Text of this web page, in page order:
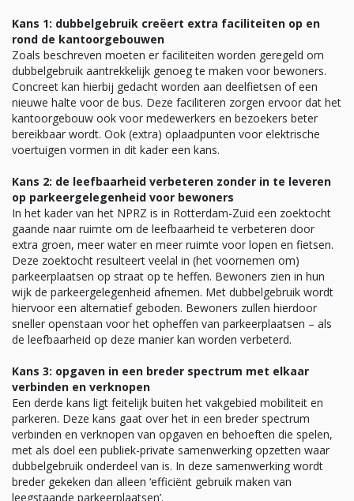
Kans 1: dubbelgebruik creëert extra faciliteiten op en
rond de kantoorgebouwen
Zoals beschreven moeten er faciliteiten worden geregeld om
dubbelgebruik aantrekkelijk genoeg te maken voor bewoners.
Concreet kan hierbij gedacht worden aan deelfietsen of een
nieuwe halte voor de bus. Deze faciliteren zorgen ervoor dat het
kantoorgebouw ook voor medewerkers en bezoekers beter
bereikbaar wordt. Ook (extra) oplaadpunten voor elektrische
voertuigen vormen in dit kader een kans.
Kans 2: de leefbaarheid verbeteren zonder in te leveren
op parkeergelegenheid voor bewoners
In het kader van het NPRZ is in Rotterdam-Zuid een zoektocht
gaande naar ruimte om de leefbaarheid te verbeteren door
extra groen, meer water en meer ruimte voor lopen en fietsen.
Deze zoektocht resulteert veelal in (het voornemen om)
parkeerplaatsen op straat op te heffen. Bewoners zien in hun
wijk de parkeergelegenheid afnemen. Met dubbelgebruik wordt
hiervoor een alternatief geboden. Bewoners zullen hierdoor
sneller openstaan voor het opheffen van parkeerplaatsen – als
de leefbaarheid op deze manier kan worden verbeterd.
Kans 3: opgaven in een breder spectrum met elkaar
verbinden en verknopen
Een derde kans ligt feitelijk buiten het vakgebied mobiliteit en
parkeren. Deze kans gaat over het in een breder spectrum
verbinden en verknopen van opgaven en behoeften die spelen,
met als doel een publiek-private samenwerking opzetten waar
dubbelgebruik onderdeel van is. In deze samenwerking wordt
breder gekeken dan alleen ‘efficiënt gebruik maken van
leegstaande parkeerplaatsen’.